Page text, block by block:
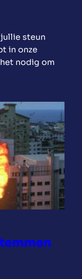
steun
in onze
nodig om